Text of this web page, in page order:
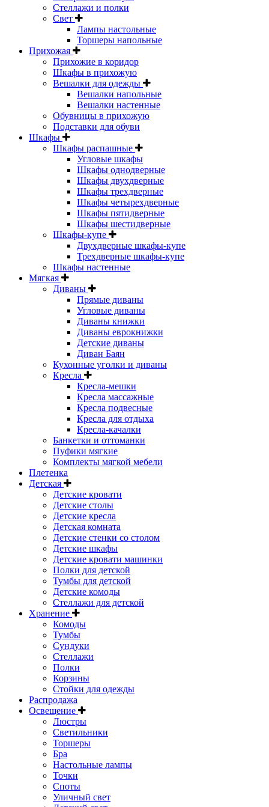
Стеллажи и полки
Свет
Лампы настольные
Торшеры напольные
Прихожая
Прихожие в коридор
Шкафы в прихожую
Вешалки для одежды
Вешалки напольные
Вешалки настенные
Обувницы в прихожую
Подставки для обуви
Шкафы
Шкафы распашные
Угловые шкафы
Шкафы однодверные
Шкафы двухдверные
Шкафы трехдверные
Шкафы четырехдверные
Шкафы пятидверные
Шкафы шестидверные
Шкафы-купе
Двухдверные шкафы-купе
Трехдверные шкафы-купе
Шкафы настенные
Мягкая
Диваны
Прямые диваны
Угловые диваны
Диваны книжки
Диваны еврокнижки
Детские диваны
Диван Баян
Кухонные уголки и диваны
Кресла
Кресла-мешки
Кресла массажные
Кресла подвесные
Кресла для отдыха
Кресла-качалки
Банкетки и оттоманки
Пуфики мягкие
Комплекты мягкой мебели
Плетенка
Детская
Детские кровати
Детские столы
Детские кресла
Детская комната
Детские стенки со столом
Детские шкафы
Детские кровати машинки
Полки для детской
Тумбы для детской
Детские комоды
Стеллажи для детской
Хранение
Комоды
Тумбы
Сундуки
Стеллажи
Полки
Корзины
Стойки для одежды
Распродажа
Освещение
Люстры
Светильники
Торшеры
Бра
Настольные лампы
Точки
Споты
Уличный свет